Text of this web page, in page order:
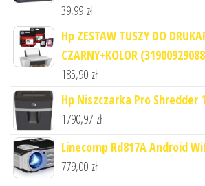
39,99 zł
Hp ZESTAW TUSZY DO
CZARNY+KOLOR
185,90 zł
Hp Niszczarka Pro Shredder
1790,97 zł
Linecomp Rd817A Android
779,00 zł